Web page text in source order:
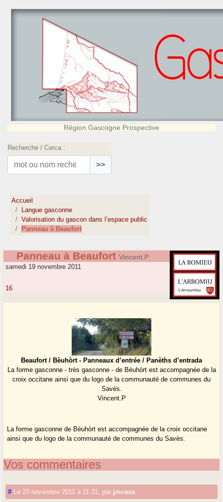
Région Gascogne Prospective
Recherche / Cerca :
>>
Accueil
Langue gasconne
Valorisation du gascon dans l’espace public
Panneau à Beaufort
Panneau à Beaufort Vincent.P
samedi 19 novembre 2011
16
Beaufort / Bèuhòrt - Panneaux d’entrée / Panèths d’entrada
La forme gasconne - très gasconne - de Bèuhòrt est accompagnée de la
croix occitane ainsi que du logo de la communauté de communes du
Savès.
Vincent.P
La forme gasconne de Bèuhòrt est accompagnée de la croix occitane
ainsi que du logo de la communauté de communes du Savès.
Vos commentaires
# Le 20 novembre 2011 à 11:31 par jmcasa